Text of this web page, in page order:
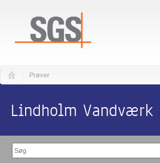
Prøver
Lindholm Vandværk